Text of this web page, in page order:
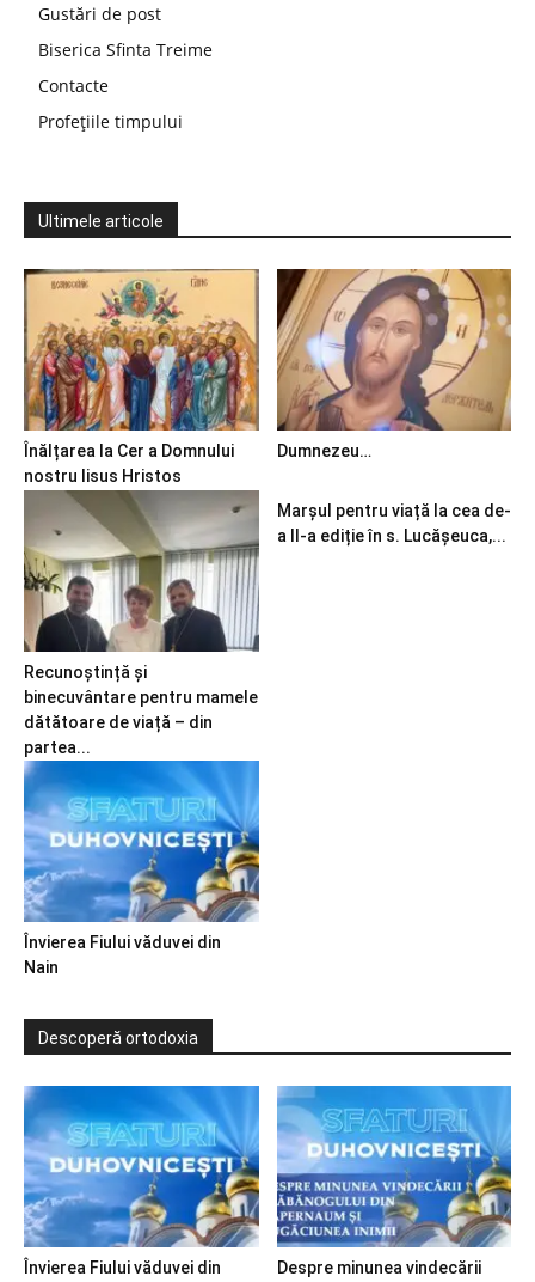
Gustări de post
Biserica Sfinta Treime
Contacte
Profețiile timpului
Ultimele articole
Înălțarea la Cer a Domnului
nostru Iisus Hristos
Dumnezeu…
Recunoștință și
binecuvântare pentru mamele
dătătoare de viață – din
partea...
Marșul pentru viață la cea de-
a II-a ediție în s. Lucășeuca,...
Învierea Fiului văduvei din
Nain
Descoperă ortodoxia
Învierea Fiului văduvei din
Despre minunea vindecării